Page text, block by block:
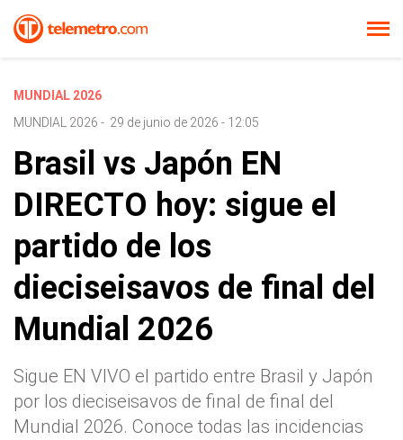
MUNDIAL 2026
MUNDIAL 2026 - 29 de junio de 2026 - 12:05
Brasil vs Japón EN
DIRECTO hoy: sigue el
partido de los
dieciseisavos de final del
Mundial 2026
Sigue EN VIVO el partido entre Brasil y Japón
por los dieciseisavos de final de final del
Mundial 2026. Conoce todas las incidencias